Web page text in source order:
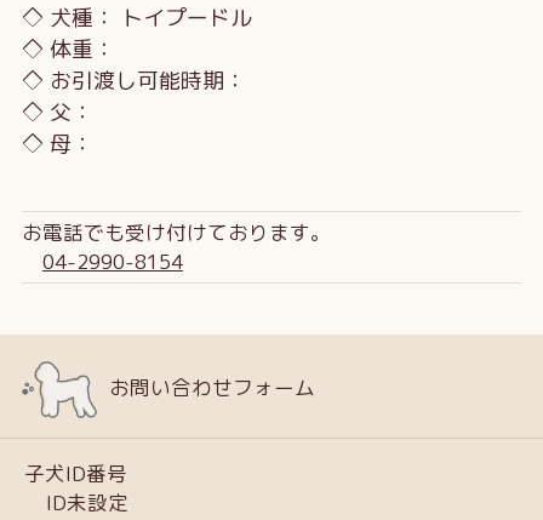
◇ 犬種： トイプードル
◇ 体重：
◇ お引渡し可能時期：
◇ 父：
◇ 母：
お電話でも受け付けております。
04-2990-8154
お問い合わせフォーム
子犬ID番号
ID未設定